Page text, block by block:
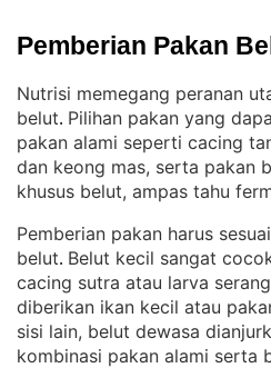
Pemberian Pakan
Nutrisi memegang peranan
belut. Pilihan pakan yang
pakan alami seperti cacing
dan keong mas, serta pakan
khusus belut, ampas tahu
Pemberian pakan harus
belut. Belut kecil sangat
cacing sutra atau larva
diberikan ikan kecil atau
sisi lain, belut dewasa
kombinasi pakan alami serta